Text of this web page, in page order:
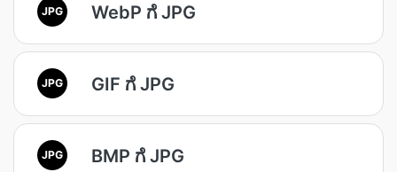
JPG WebP ಗೆ JPG
JPG GIF ಗೆ JPG
JPG BMP ಗೆ JPG